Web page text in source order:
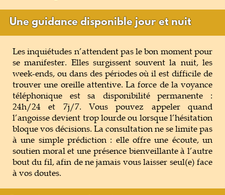
Une guidance disponible jour et nuit
Les inquiétudes n’attendent pas le bon moment pour
se manifester. Elles surgissent souvent la nuit, les
week-ends, ou dans des périodes où il est difficile de
trouver une oreille attentive. La force de la voyance
téléphonique est sa disponibilité permanente :
24h/24 et 7j/7. Vous pouvez appeler quand
l’angoisse devient trop lourde ou lorsque l’hésitation
bloque vos décisions. La consultation ne se limite pas
à une simple prédiction : elle offre une écoute, un
soutien moral et une présence bienveillante à l’autre
bout du fil, afin de ne jamais vous laisser seul(e) face
à vos doutes.